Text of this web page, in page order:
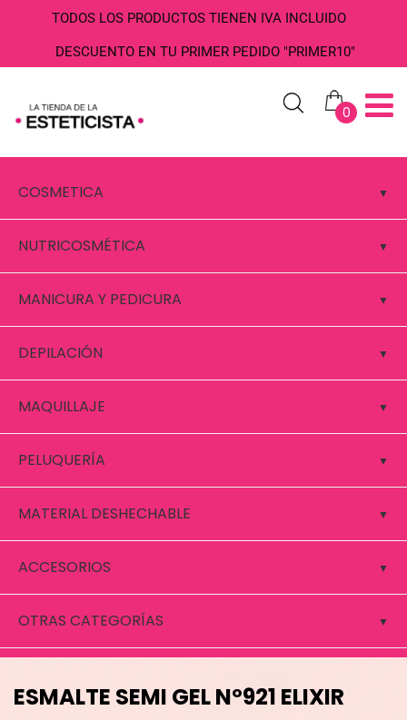
TODOS LOS PRODUCTOS TIENEN IVA INCLUIDO
DESCUENTO EN TU PRIMER PEDIDO "PRIMER10"
0
COSMETICA
NUTRICOSMÉTICA
MANICURA Y PEDICURA
DEPILACIÓN
MAQUILLAJE
PELUQUERÍA
MATERIAL DESHECHABLE
ACCESORIOS
OTRAS CATEGORÍAS
ESMALTE SEMI GEL Nº921 ELIXIR